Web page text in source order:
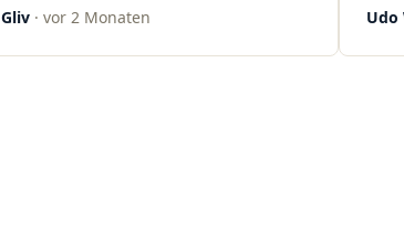
überzeugen auf ganzer Linie. Gerne
Gliv · vor 2 Monaten Udo